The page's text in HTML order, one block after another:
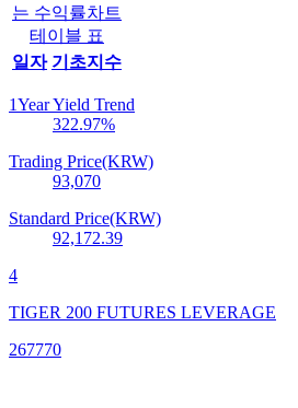
는 수익률차트
테이블 표
일자 기초지수
1Year Yield Trend
322.97%
Trading Price(KRW)
93,070
Standard Price(KRW)
92,172.39
4
TIGER 200 FUTURES LEVERAGE
267770